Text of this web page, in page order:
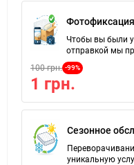
Чтобы вы были
отправкой мы
100 грн. -99%
1 грн.
Сезонное
уникальную